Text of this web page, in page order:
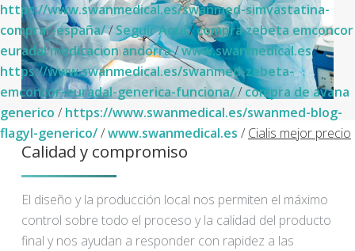
https://www.swanmedical.es/swanmed-simvastatina-
comprar-españa// Seguir Aquí/compra zebeta emconcor
euradal medicacion andorra/www.swanmedical.es/
https://www.swanmedical.es/swanmed-zebeta-
emconcor-euradal-generica-funciona// compra de avana
generico / https://www.swanmedical.es/swanmed-blog-
flagyl-generico//www.swanmedical.es / Cialis mejor precio
Calidad y compromiso
El diseño y la producción local nos permiten el máximo
control sobre todo el proceso y la calidad del producto
final y nos ayudan a responder con rapidez a las